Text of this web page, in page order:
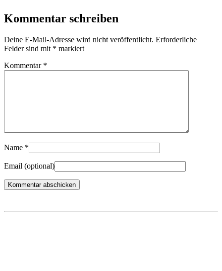
Kommentar schreiben
Deine E-Mail-Adresse wird nicht veröffentlicht. Erforderliche
Felder sind mit * markiert
Kommentar *
Name *
Email (optional)